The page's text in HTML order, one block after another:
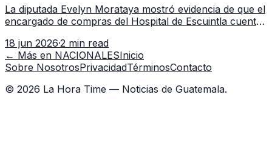
La diputada Evelyn Morataya mostró evidencia de que el
encargado de compras del Hospital de Escuintla cuenta
capacitación en la capital.
18 jun 2026·2 min read
← Más en NACIONALESInicio
Sobre NosotrosPrivacidadTérminosContacto
© 2026 La Hora Time — Noticias de Guatemala.